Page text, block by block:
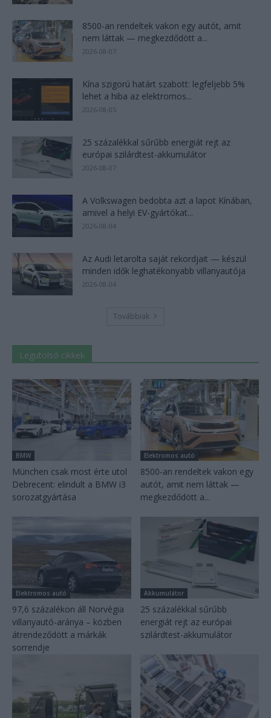
8500-an rendeltek vakon egy autót, amit
nem láttak — megkezdődött a...
2026-08-07
Kína szigorú határt szabott: legfeljebb 5%
lehet a hiba az elektromos...
2026-08-05
25 százalékkal sűrűbb energiát rejt az
európai szilárdtest-akkumulátor
2026-08-07
A Volkswagen bedobta azt a lapot Kínában,
amivel a helyi EV-gyártókat...
2026-08-04
Az Audi letarolta saját rekordjait — készül
minden idők leghatékonyabb villanyautója
2026-08-04
Továbbiak
Legutolsó cikkek
BMW
München csak most érte utol
Debrecent: elindult a BMW i3
sorozatgyártása
Elektromos autó
8500-an rendeltek vakon egy
autót, amit nem láttak —
megkezdődött a...
Elektromos autó
97,6 százalékon áll Norvégia
villanyautó-aránya – közben
átrendeződött a márkák
sorrendje
Akkumulátor
25 százalékkal sűrűbb
energiát rejt az európai
szilárdtest-akkumulátor